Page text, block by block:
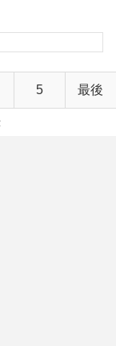
5 最後